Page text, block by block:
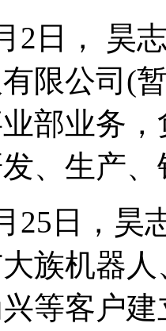
， 昊志
限公司(
部业务
、生产
日，昊
族机器
等客户